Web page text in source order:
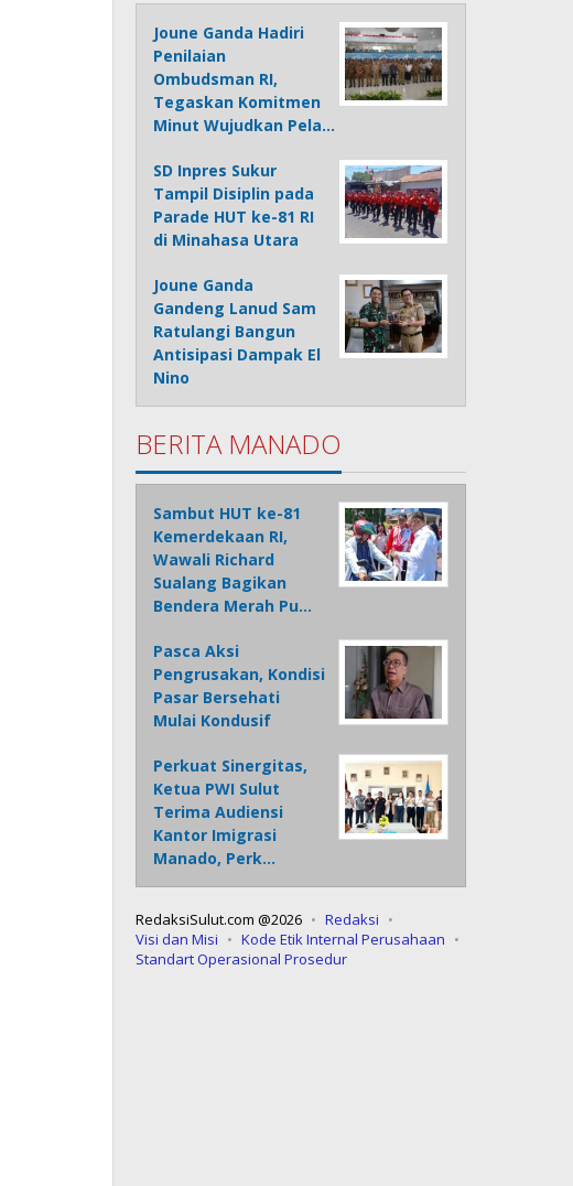
Joune Ganda Hadiri
Penilaian
Ombudsman RI,
Tegaskan Komitmen
Minut Wujudkan Pela…
SD Inpres Sukur
Tampil Disiplin pada
Parade HUT ke-81 RI
di Minahasa Utara
Joune Ganda
Gandeng Lanud Sam
Ratulangi Bangun
Antisipasi Dampak El
Nino
BERITA MANADO
Sambut HUT ke-81
Kemerdekaan RI,
Wawali Richard
Sualang Bagikan
Bendera Merah Pu…
Pasca Aksi
Pengrusakan, Kondisi
Pasar Bersehati
Mulai Kondusif
Perkuat Sinergitas,
Ketua PWI Sulut
Terima Audiensi
Kantor Imigrasi
Manado, Perk…
RedaksiSulut.com @2026
Redaksi
Visi dan Misi
Kode Etik Internal Perusahaan
Standart Operasional Prosedur